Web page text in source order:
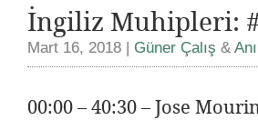
İngiliz Muhipleri:
Mart 16, 2018 | Güner Çalış &
00:00 – 40:30 – Jose